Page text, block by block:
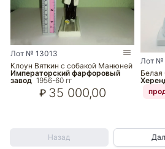
Лот № 13013
Клоун Вяткин с собакой Манюней
Императорский фарфоровый
завод 1956-60 гг
₽ 35 000,00
Лот №
Белая
Назад